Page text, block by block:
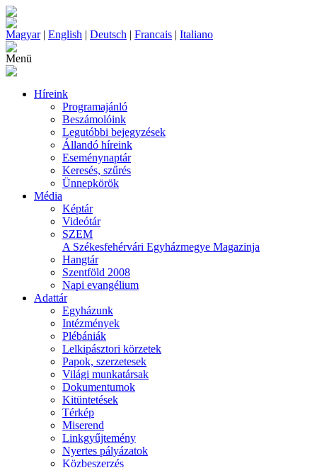
Magyar| English | Deutsch | Francais | Italiano
Menü
Híreink
Programajánló
Beszámolóink
Legutóbbi bejegyzések
Állandó híreink
Eseménynaptár
Keresés, szűrés
Ünnepkörök
Média
Képtár
Videótár
SZEM
A Székesfehérvári Egyházmegye Magazinja
Hangtár
Szentföld 2008
Napi evangélium
Adattár
Egyházunk
Intézmények
Plébániák
Lelkipásztori körzetek
Papok, szerzetesek
Világi munkatársak
Dokumentumok
Kitüntetések
Térkép
Miserend
Linkgyűjtemény
Nyertes pályázatok
Közbeszerzés